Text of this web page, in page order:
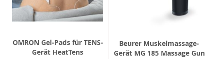
OMRON Gel-Pads für TENS-
Gerät HeatTens
Beurer Muskelmassage-
Gerät MG 185 Massage Gun